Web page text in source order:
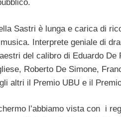
Sastri è lunga e carica di
Interprete geniale di
del calibro di Eduardo
Roberto De Simone,
altri il Premio UBU e il
l’abbiamo vista con i